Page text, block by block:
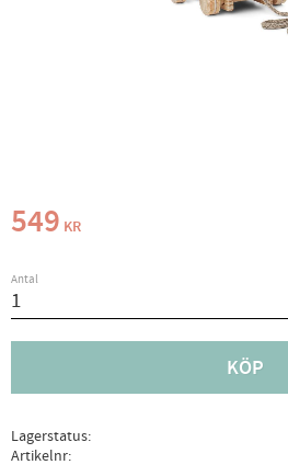
549 KR
Antal
KÖP
Lagerstatus
Artikelnr